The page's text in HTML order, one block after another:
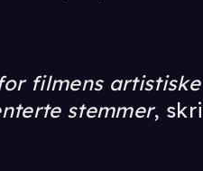
filmens
stemmer,